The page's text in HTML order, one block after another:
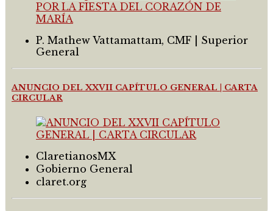
P. Mathew Vattamattam, CMF | Superior
General
ANUNCIO DEL XXVII CAPÍTULO GENERAL | CARTA
CIRCULAR
ClaretianosMX
Gobierno General
claret.org